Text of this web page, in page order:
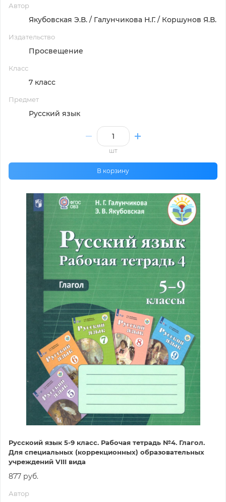
Автор
Якубовская Э.В. / Галунчикова Н.Г. / Коршунов Я.В.
Издательство
Просвещение
Класс
7 класс
Предмет
Русский язык
шт
В корзину
Русскоий язык 5-9 класс. Рабочая тетрадь №4. Глагол.
Для специальных (коррекционных) образовательных
учреждений VIII вида
877 руб.
Автор